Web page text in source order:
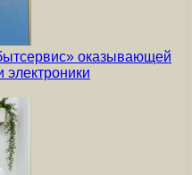
оказывающей
электроники